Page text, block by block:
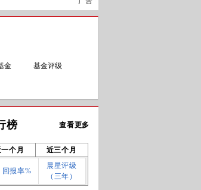
金
基金评级
查看更多
榜
个月 近三个月
回报率%
晨星评级
（三年）